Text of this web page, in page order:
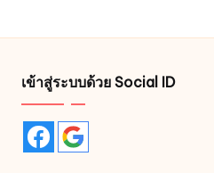
เข้าสู่ระบบด้วย Social ID